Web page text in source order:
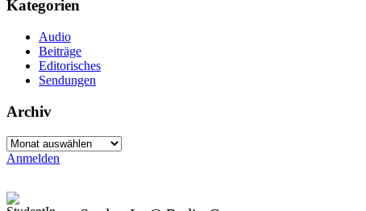
Kategorien
Audio
Beiträge
Editorisches
Sendungen
Archiv
Archiv
Anmelden